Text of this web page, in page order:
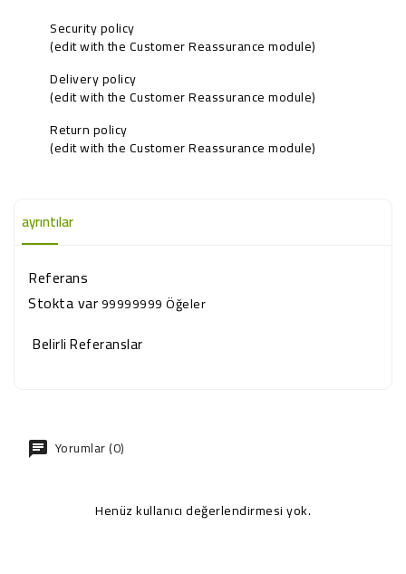
Security policy
(edit with the Customer Reassurance module)
Delivery policy
(edit with the Customer Reassurance module)
Return policy
(edit with the Customer Reassurance module)
ayrıntılar
Referans
Stokta var99999999 Öğeler
Belirli Referanslar
Yorumlar (0)
Henüz kullanıcı değerlendirmesi yok.